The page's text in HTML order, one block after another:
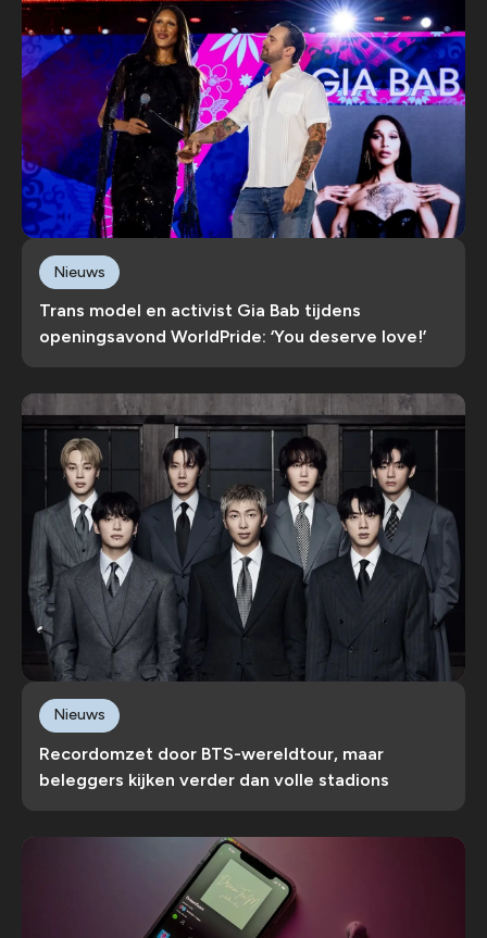
Trans model en activist Gia Bab tijdens
openingsavond WorldPride: ‘You deserve love!’
Nieuws
Recordomzet door BTS-wereldtour, maar
beleggers kijken verder dan volle stadions
Nieuws